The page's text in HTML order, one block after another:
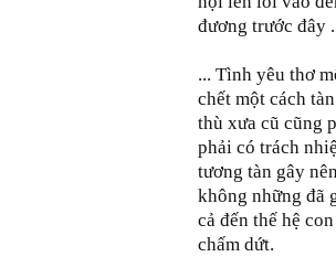
đương trước đây
... Tình yêu thơ
chết một cách
thù xưa cũ cũng
phải có trách
tương tàn gây
không những đã
cả đến thế hệ
chấm dứt.